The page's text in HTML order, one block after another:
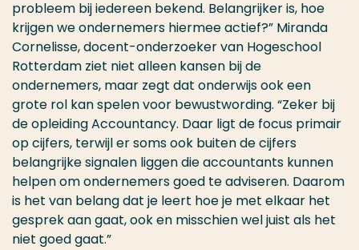
probleem bij iedereen bekend. Belangrijker is, hoe
krijgen we ondernemers hiermee actief?” Miranda
Cornelisse, docent-onderzoeker van Hogeschool
Rotterdam ziet niet alleen kansen bij de
ondernemers, maar zegt dat onderwijs ook een
grote rol kan spelen voor bewustwording. “Zeker bij
de opleiding Accountancy. Daar ligt de focus primair
op cijfers, terwijl er soms ook buiten de cijfers
belangrijke signalen liggen die accountants kunnen
helpen om ondernemers goed te adviseren. Daarom
is het van belang dat je leert hoe je met elkaar het
gesprek aan gaat, ook en misschien wel juist als het
niet goed gaat.”